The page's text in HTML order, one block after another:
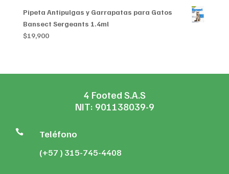
Pipeta Antipulgas y Garrapatas para Gatos
Bansect Sergeants 1.4ml
$19,900
4 Footed S.A.S
NIT: 901138039-9
 Teléfono
(+57 ) 315-745-4408